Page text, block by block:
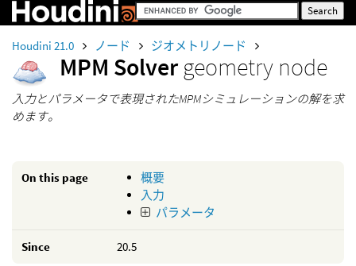
Houdini 21.0 ノード ジオメトリノード
MPM Solvergeometry node
入力とパラメータで表現されたMPMシミュレーションの解を求
めます。
On this page
概要
入力
パラメータ
Since 20.5